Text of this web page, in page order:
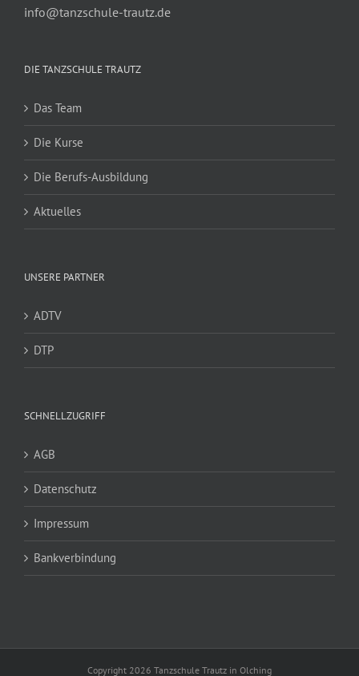
info@tanzschule-trautz.de
DIE TANZSCHULE TRAUTZ
Das Team
Die Kurse
Die Berufs-Ausbildung
Aktuelles
UNSERE PARTNER
ADTV
DTP
SCHNELLZUGRIFF
AGB
Datenschutz
Impressum
Bankverbindung
Copyright 2026 Tanzschule Trautz in Olching